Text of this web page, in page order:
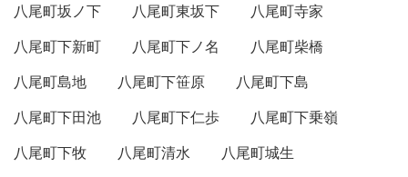
八尾町坂ノ下
八尾町東坂下
八尾町寺家
八尾町下新町
八尾町下ノ名
八尾町柴橋
八尾町島地
八尾町下笹原
八尾町下島
八尾町下田池
八尾町下仁歩
八尾町下乗嶺
八尾町下牧
八尾町清水
八尾町城生